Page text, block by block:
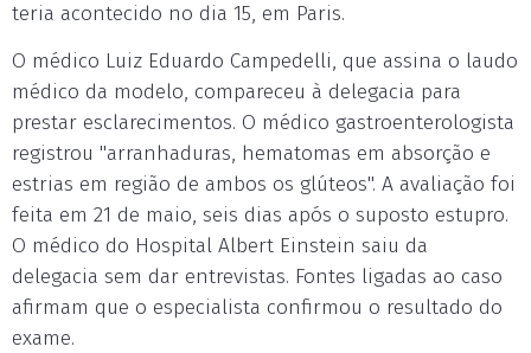
teria acontecido no dia 15, em Paris.
O médico Luiz Eduardo Campedelli, que assina o laudo
médico da modelo, compareceu à delegacia para
prestar esclarecimentos. O médico gastroenterologista
registrou "arranhaduras, hematomas em absorção e
estrias em região de ambos os glúteos". A avaliação foi
feita em 21 de maio, seis dias após o suposto estupro.
O médico do Hospital Albert Einstein saiu da
delegacia sem dar entrevistas. Fontes ligadas ao caso
afirmam que o especialista confirmou o resultado do
exame.